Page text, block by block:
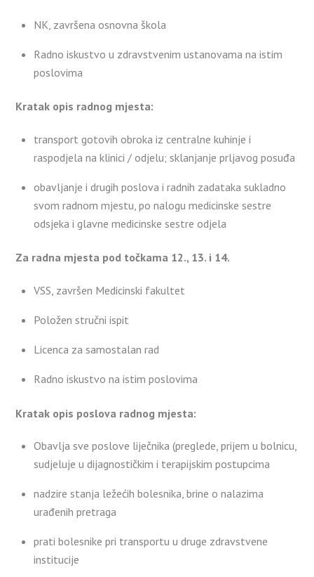
NK, završena osnovna škola
Radno iskustvo u zdravstvenim ustanovama na istim
poslovima
Kratak opis radnog mjesta:
transport gotovih obroka iz centralne kuhinje i
raspodjela na klinici / odjelu; sklanjanje prljavog posuđa
obavljanje i drugih poslova i radnih zadataka sukladno
svom radnom mjestu, po nalogu medicinske sestre
odsjeka i glavne medicinske sestre odjela
Za radna mjesta pod točkama 12., 13. i 14.
VSS, završen Medicinski fakultet
Položen stručni ispit
Licenca za samostalan rad
Radno iskustvo na istim poslovima
Kratak opis poslova radnog mjesta:
Obavlja sve poslove liječnika (preglede, prijem u bolnicu,
sudjeluje u dijagnostičkim i terapijskim postupcima
nadzire stanja ležećih bolesnika, brine o nalazima
urađenih pretraga
prati bolesnike pri transportu u druge zdravstvene
institucije